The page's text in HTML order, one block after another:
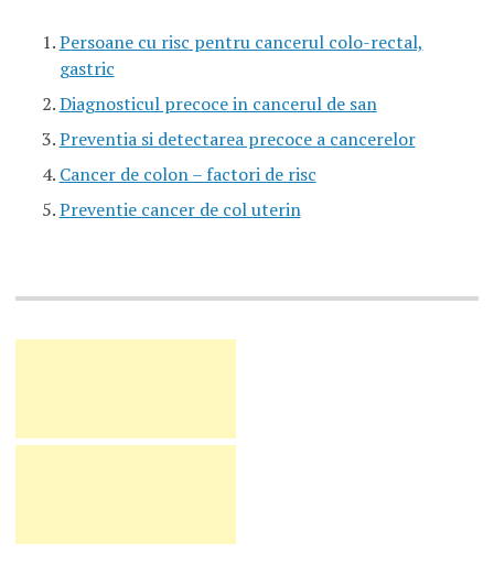
Persoane cu risc pentru cancerul colo-rectal,
gastric
Diagnosticul precoce in cancerul de san
Preventia si detectarea precoce a cancerelor
Cancer de colon – factori de risc
Preventie cancer de col uterin